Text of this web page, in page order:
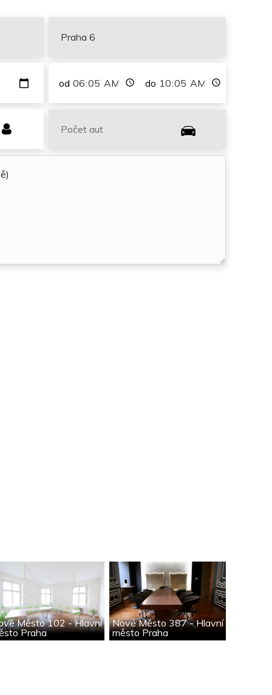
od do
Město 102 - Hlavní
Praha
Nové Město 387 - Hlavní
město Praha